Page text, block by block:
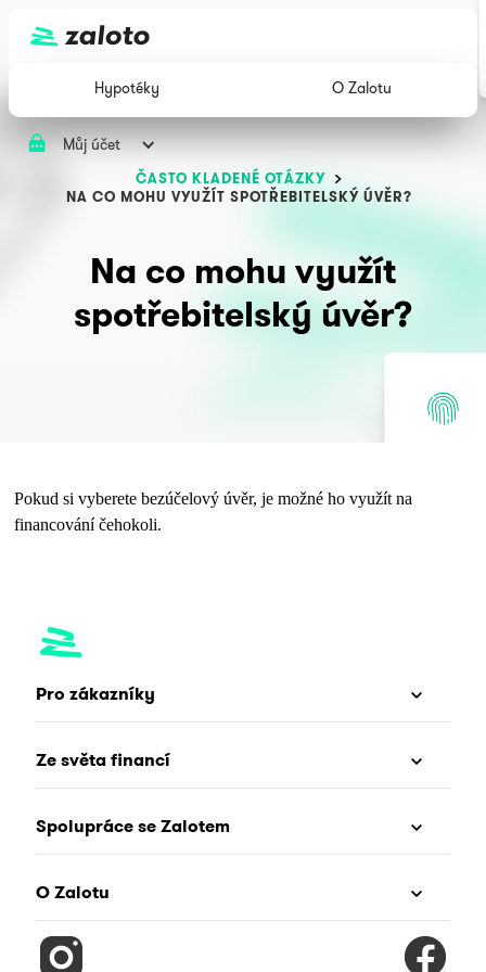
Hypotéky O Zalotu
Můj účet
ČASTO KLADENÉ OTÁZKY
NA CO MOHU VYUŽÍT SPOTŘEBITELSKÝ ÚVĚR?
Na co mohu využít
spotřebitelský úvěr?
Pokud si vyberete bezúčelový úvěr, je možné ho využít na
financování čehokoli.
Pro zákazníky
Ze světa financí
Spolupráce se Zalotem
O Zalotu